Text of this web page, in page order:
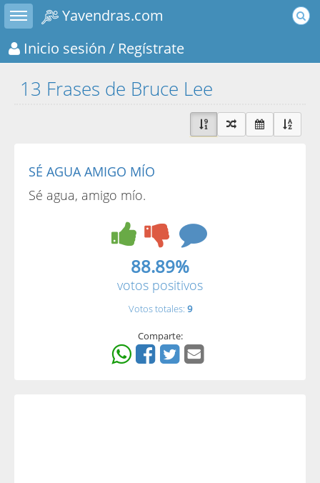
Toggle sidebar
Yavendras.com
Inicio sesión / Regístrate
13 Frases de Bruce Lee
SÉ AGUA AMIGO MÍO
Sé agua, amigo mío.
88.89%
votos positivos
Votos totales: 9
Comparte: